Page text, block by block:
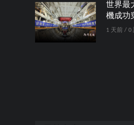
世界最
機成功
1 天前 / 0